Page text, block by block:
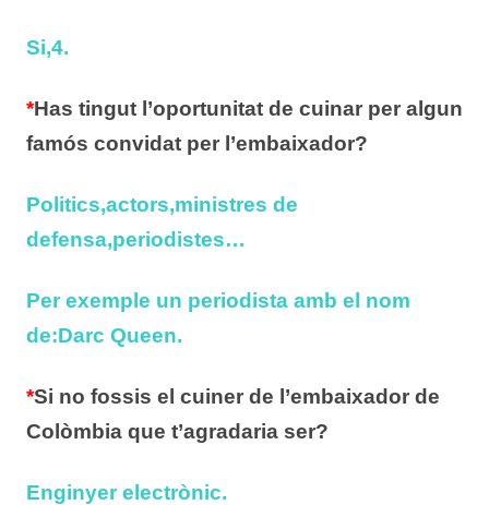
Si,4.
*Has tingut l’oportunitat de cuinar per algun
famós convidat per l’embaixador?
Politics,actors,ministres de
defensa,periodistes…
Per exemple un periodista amb el nom
de:Darc Queen.
*Si no fossis el cuiner de l’embaixador de
Colòmbia que t’agradaria ser?
Enginyer electrònic.